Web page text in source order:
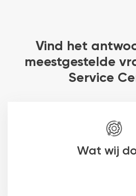
Vind het
meestgestelde
Service
Wat wij